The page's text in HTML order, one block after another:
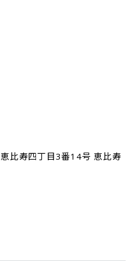
比寿四丁目3番14号 恵比寿